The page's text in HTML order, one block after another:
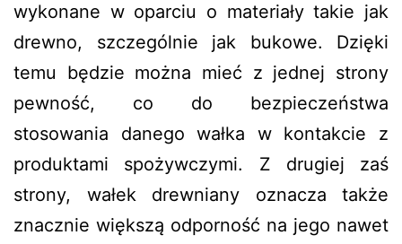
wykonane w oparciu o materiały takie jak
drewno, szczególnie jak bukowe. Dzięki
temu będzie można mieć z jednej strony
pewność, co do bezpieczeństwa
stosowania danego wałka w kontakcie z
produktami spożywczymi. Z drugiej zaś
strony, wałek drewniany oznacza także
znacznie większą odporność na jego nawet